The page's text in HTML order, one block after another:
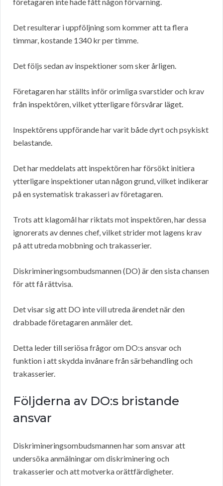
Det resulterar i uppföljning som kommer att ta flera
timmar, kostande 1340 kr per timme.
Det följs sedan av inspektioner som sker årligen.
Företagaren har ställts inför orimliga svarstider och krav
från inspektören, vilket ytterligare försvårar läget.
Inspektörens uppförande har varit både dyrt och psykiskt
belastande.
Det har meddelats att inspektören har försökt initiera
ytterligare inspektioner utan någon grund, vilket indikerar
på en systematisk trakasseri av företagaren.
Trots att klagomål har riktats mot inspektören, har dessa
ignorerats av dennes chef, vilket strider mot lagens krav
på att utreda mobbning och trakasserier.
Diskrimineringsombudsmannen (DO) är den sista chansen
för att få rättvisa.
Det visar sig att DO inte vill utreda ärendet när den
drabbade företagaren anmäler det.
Detta leder till seriösa frågor om DO:s ansvar och
funktion i att skydda invånare från särbehandling och
trakasserier.
Följderna av DO:s bristande
ansvar
Diskrimineringsombudsmannen har som ansvar att
undersöka anmälningar om diskriminering och
trakasserier och att motverka orättfärdigheter.